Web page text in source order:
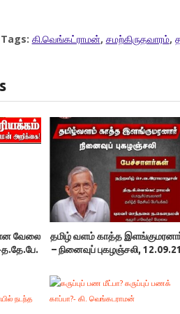
Tags: கி.வெங்கட்ராமன், சமற்கிருதவாரம்,
வேலை
தமிழ் வளம் காத்த
– நினைவுப் புகழஞ்சலி, 12.09.21